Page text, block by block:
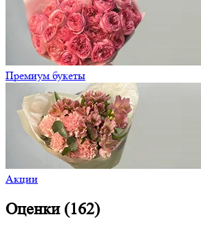
Премиум букеты
Акции
Оценки (162)